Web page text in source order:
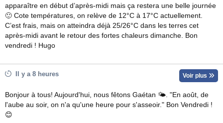
apparaître en début d’après-midi mais ça restera une belle journée
🙂 Cote températures, on relève de 12°C à 17°C actuellement.
C’est frais, mais on atteindra déjà 25/26°C dans les terres cet
après-midi avant le retour des fortes chaleurs dimanche. Bon
vendredi ! Hugo
Il y a 8 heures Voir plus
Bonjour à tous! Aujourd'hui, nous fêtons Gaétan 🌤. "En août, de
l'aube au soir, on n'a qu'une heure pour s'asseoir." Bon Vendredi !
😊